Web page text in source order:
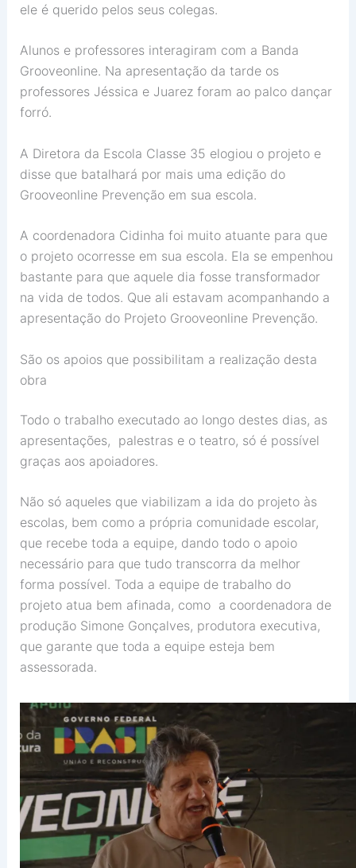
ele é querido pelos seus colegas.
Alunos e professores interagiram com a Banda
Grooveonline. Na apresentação da tarde os
professores Jéssica e Juarez foram ao palco dançar
forró.
A Diretora da Escola Classe 35 elogiou o projeto e
disse que batalhará por mais uma edição do
Grooveonline Prevenção em sua escola.
A coordenadora Cidinha foi muito atuante para que
o projeto ocorresse em sua escola. Ela se empenhou
bastante para que aquele dia fosse transformador
na vida de todos. Que ali estavam acompanhando a
apresentação do Projeto Grooveonline Prevenção.
São os apoios que possibilitam a realização desta
obra
Todo o trabalho executado ao longo destes dias, as
apresentações, palestras e o teatro, só é possível
graças aos apoiadores.
Não só aqueles que viabilizam a ida do projeto às
escolas, bem como a própria comunidade escolar,
que recebe toda a equipe, dando todo o apoio
necessário para que tudo transcorra da melhor
forma possível. Toda a equipe de trabalho do
projeto atua bem afinada, como a coordenadora de
produção Simone Gonçalves, produtora executiva,
que garante que toda a equipe esteja bem
assessorada.